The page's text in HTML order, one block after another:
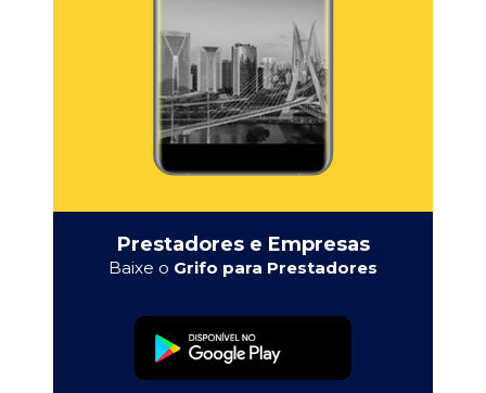
Prestadores e Empresas
Baixe o Grifo para Prestadores